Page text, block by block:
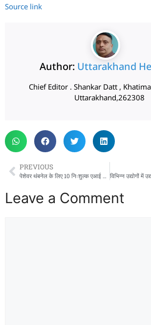
Source link
Author: Uttarakhand
Chief Editor . Shankar Datt ,
Uttarakhand,262308
PREVIOUS
पेशेवर थंबनेल के लिए 10 निःशुल्क एआई थंबनेल निर्माता विभिन्न उद्योगों में
Leave a Comment